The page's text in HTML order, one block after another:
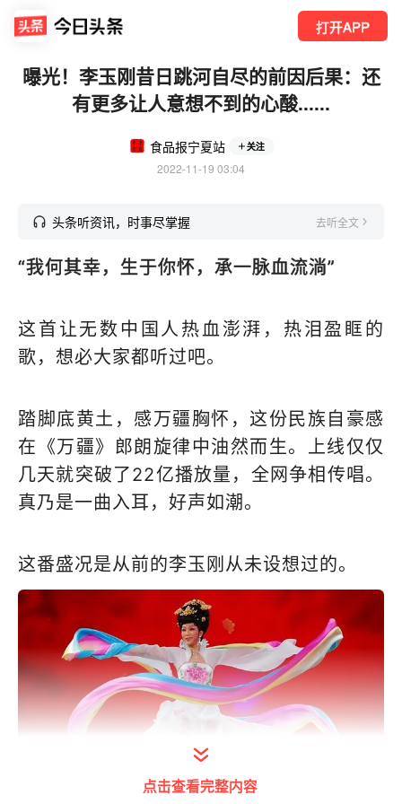
打开APP
曝光！李玉刚昔日跳河自尽的前因后果：还
有更多让人意想不到的心酸......
食品报宁夏站 关注
2022-11-19 03:04
头条听资讯，时事尽掌握 去听全文
“我何其幸，生于你怀，承一脉血流淌”
这首让无数中国人热血澎湃，热泪盈眶的
歌，想必大家都听过吧。
踏脚底黄土，感万疆胸怀，这份民族自豪感
在《万疆》郎朗旋律中油然而生。上线仅仅
几天就突破了22亿播放量，全网争相传唱。
真乃是一曲入耳，好声如潮。
这番盛况是从前的李玉刚从未设想过的。
打开今日头条查看图片详情
点击查看完整内容